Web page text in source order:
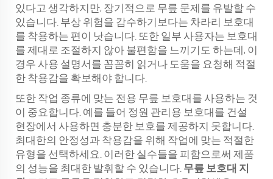
있다고 생각하지만, 장기적으로 무릎 문제를 유발할 수
있습니다. 부상 위험을 감수하기보다는 차라리 보호대
를 착용하는 편이 낫습니다. 또한 일부 사용자는 보호대
를 제대로 조절하지 않아 불편함을 느끼기도 하는데, 이
경우 사용 설명서를 꼼꼼히 읽거나 도움을 요청해 적절
한 착용감을 확보해야 합니다.
또한 작업 종류에 맞는 전용 무릎 보호대를 사용하는 것
이 중요합니다. 예를 들어 정원 관리용 보호대를 건설
현장에서 사용하면 충분한 보호를 제공하지 못합니다.
최대한의 안정성과 착용감을 위해 작업에 맞는 적절한
유형을 선택하세요. 이러한 실수들을 피함으로써 제품
의 성능을 최대한 발휘할 수 있습니다. 무릎 보호대 지